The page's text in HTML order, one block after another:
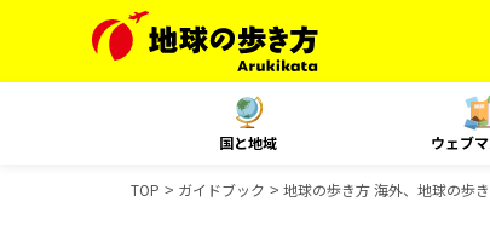
国と地域 ウェブ
TOP ガイドブック 地球の歩き方 海外、地球の歩